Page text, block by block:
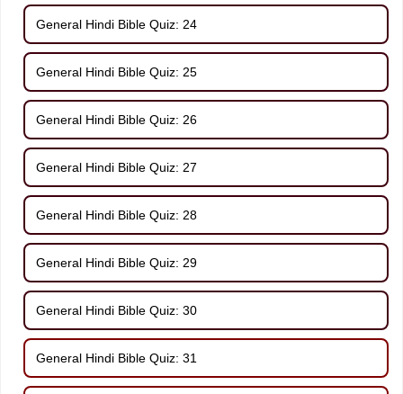
General Hindi Bible Quiz: 24
General Hindi Bible Quiz: 25
General Hindi Bible Quiz: 26
General Hindi Bible Quiz: 27
General Hindi Bible Quiz: 28
General Hindi Bible Quiz: 29
General Hindi Bible Quiz: 30
General Hindi Bible Quiz: 31